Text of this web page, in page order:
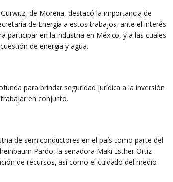
de Morena, destacó la importancia de
de Energía a estos trabajos, ante el interés
participar en la industria en México, y a las cuales
de energía y agua.
para brindar seguridad jurídica a la inversión
en conjunto.
de semiconductores en el país como parte del
Pardo, la senadora Maki Esther Ortiz
de recursos, así como el cuidado del medio